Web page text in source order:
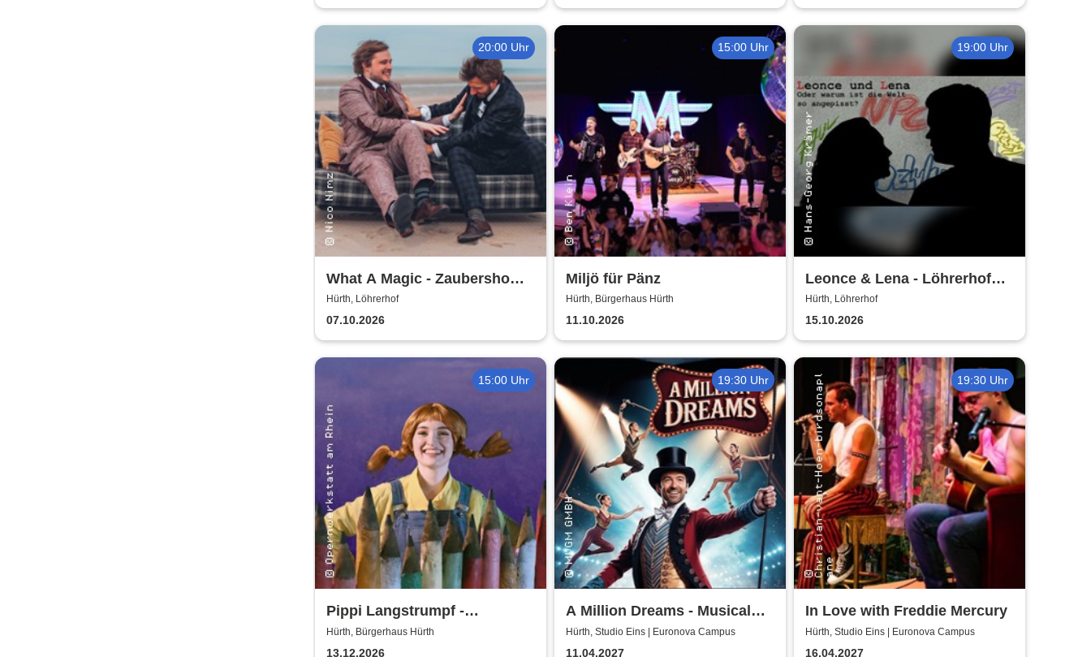
20:00 Uhr
What A Magic - Zaubershow
mit Toby Rudolph und Nico
Nimz
Hürth, Löhrerhof
07.10.2026
15:00 Uhr
Miljö für Pänz
Hürth, Bürgerhaus Hürth
11.10.2026
19:00 Uhr
Leonce & Lena - Löhrerhof
Hürth
Hürth, Löhrerhof
15.10.2026
15:00 Uhr
Pippi Langstrumpf -
Bürgerhaus Hürth
Hürth, Bürgerhaus Hürth
13.12.2026
19:30 Uhr
A Million Dreams - Musical
Circus Show
Hürth, Studio Eins | Euronova Campus
11.04.2027
19:30 Uhr
In Love with Freddie Mercury
Hürth, Studio Eins | Euronova Campus
16.04.2027